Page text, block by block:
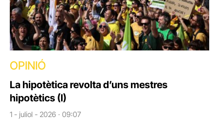
OPINIÓ
La hipotètica revolta d’uns mestres
hipotètics (I)
1 - juliol - 2026 · 09:07